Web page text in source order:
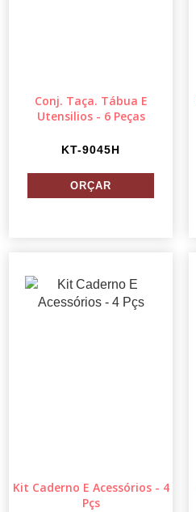
Conj. Taça. Tábua E
Utensilios - 6 Peças
KT-9045H
Kit Caderno E Acessórios - 4
Pçs